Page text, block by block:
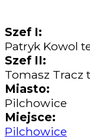
Szef I:
Patryk Kowol
Szef II:
Tomasz Tracz
Miasto:
Pilchowice
Miejsce:
Pilchowice